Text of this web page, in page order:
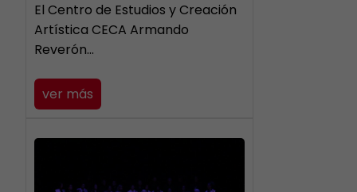
El Centro de Estudios y Creación
Artística CECA Armando
Reverón…
ver más